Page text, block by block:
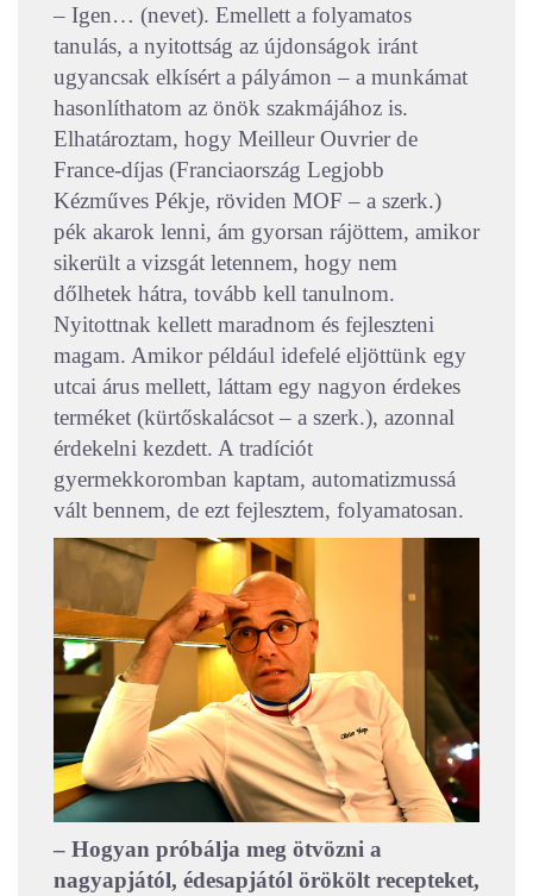
– Igen… (nevet). Emellett a folyamatos
tanulás, a nyitottság az újdonságok iránt
ugyancsak elkísért a pályámon – a munkámat
hasonlíthatom az önök szakmájához is.
Elhatároztam, hogy Meilleur Ouvrier de
France-díjas (Franciaország Legjobb
Kézműves Pékje, röviden MOF – a szerk.)
pék akarok lenni, ám gyorsan rájöttem, amikor
sikerült a vizsgát letennem, hogy nem
dőlhetek hátra, tovább kell tanulnom.
Nyitottnak kellett maradnom és fejleszteni
magam. Amikor például idefelé eljöttünk egy
utcai árus mellett, láttam egy nagyon érdekes
terméket (kürtőskalácsot – a szerk.), azonnal
érdekelni kezdett. A tradíciót
gyermekkoromban kaptam, automatizmussá
vált bennem, de ezt fejlesztem, folyamatosan.
– Hogyan próbálja meg ötvözni a
nagyapjától, édesapjától örökölt recepteket,